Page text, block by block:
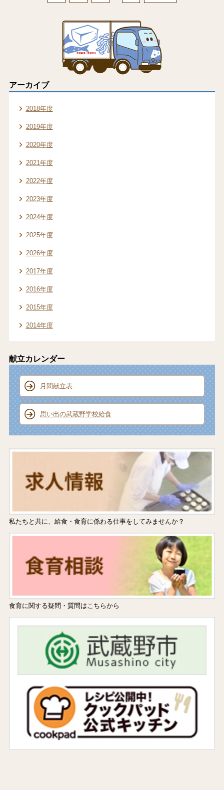
アーカイブ
2018年度
2019年度
2020年度
2021年度
2022年度
2023年度
2024年度
2025年度
2026年度
2017年度
2016年度
2015年度
2014年度
献立カレンダー
月間献立表
思い出の武蔵野学校給食
私たちと共に、給食・食育に係わる仕事をしてみませんか？
食育に関する疑問・質問はこちらから